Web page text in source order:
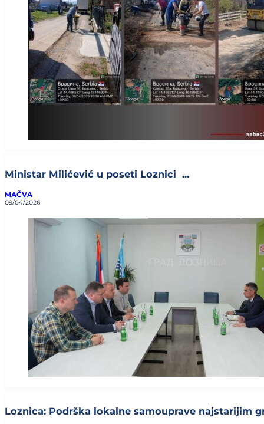
Ministar Milićević u poseti Loznici ...
MAČVA
09/04/2026
Loznica: Podrška lokalne samouprave najstarijim